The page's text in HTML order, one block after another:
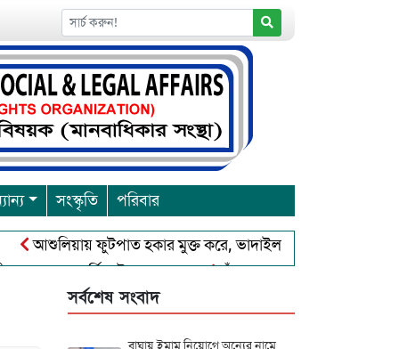
সংস্কৃতি পরিবার
ফুটপাত হকার মুক্ত করে, ভাদাইল প্রাইমারি ফ্রেন্ডস ক্লাব এর
পূর্নিমা উৎসব শুরু চাঁদপুরে বাংলাদেশ আহলে সুন্নাত
সর্বশেষ সংবাদ
বাঘায় ইমাম নিয়োগে অন্যের নামে